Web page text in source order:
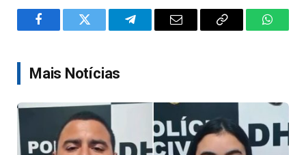
FacebookTwitter TelegramEmail
Copy
Mais Notícias